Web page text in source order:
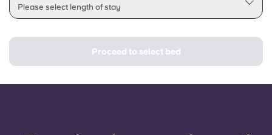
Please select length of stay
Proceed to select bed